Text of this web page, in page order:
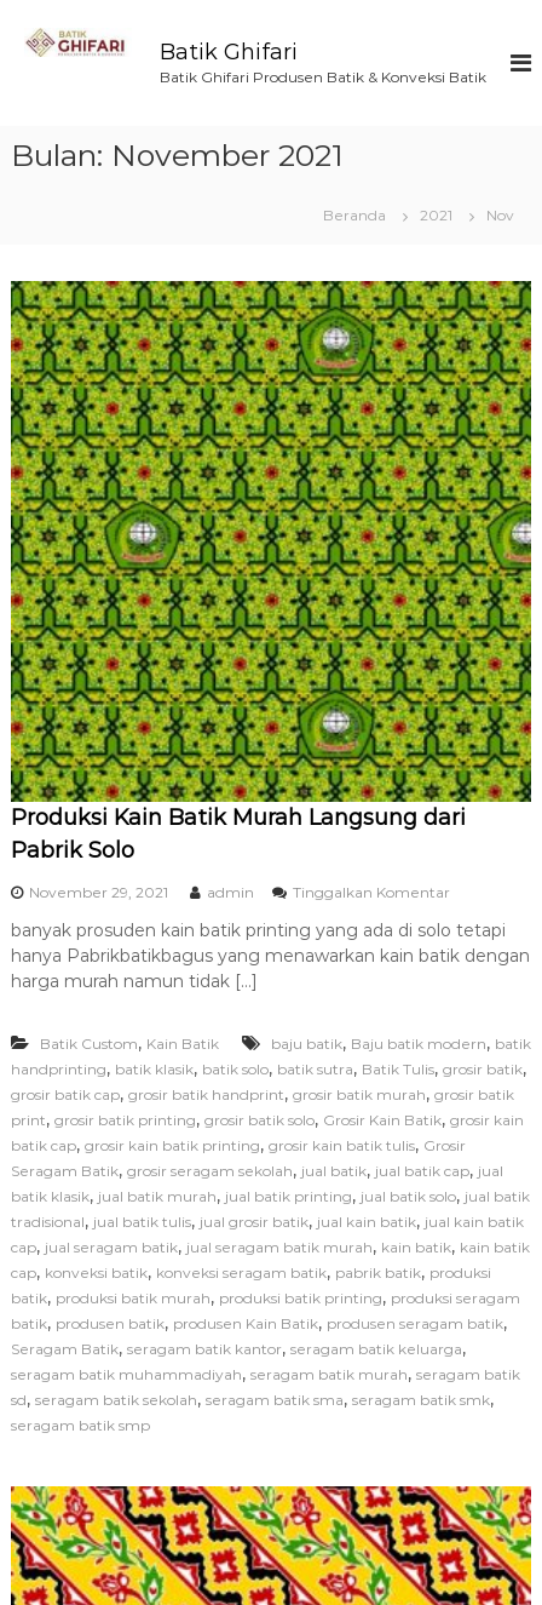
Batik Ghifari
Batik Ghifari Produsen Batik & Konveksi Batik
Bulan: November 2021
Beranda 2021 Nov
Produksi Kain Batik Murah Langsung dari
Pabrik Solo
November 29, 2021 admin Tinggalkan Komentarp
d
a
d
u
i
K
a
i
n
t
i
k
M
u
r
n
g
s
u
n
banyak prosuden kain batik printing yang ada di solo tetapi
hanya Pabrikbatikbagus yang menawarkan kain batik dengan
harga murah namun tidak […]
Batik Custom, Kain Batik baju batik, Baju batik modern, batik
handprinting, batik klasik, batik solo, batik sutra, Batik Tulis, grosir batik,
grosir batik cap, grosir batik handprint, grosir batik murah, grosir batik
print, grosir batik printing, grosir batik solo, Grosir Kain Batik, grosir kain
batik cap, grosir kain batik printing, grosir kain batik tulis, Grosir
Seragam Batik, grosir seragam sekolah, jual batik, jual batik cap, jual
batik klasik, jual batik murah, jual batik printing, jual batik solo, jual batik
tradisional, jual batik tulis, jual grosir batik, jual kain batik, jual kain batik
cap, jual seragam batik, jual seragam batik murah, kain batik, kain batik
cap, konveksi batik, konveksi seragam batik, pabrik batik, produksi
batik, produksi batik murah, produksi batik printing, produksi seragam
batik, produsen batik, produsen Kain Batik, produsen seragam batik,
Seragam Batik, seragam batik kantor, seragam batik keluarga,
seragam batik muhammadiyah, seragam batik murah, seragam batik
sd, seragam batik sekolah, seragam batik sma, seragam batik smk,
seragam batik smp